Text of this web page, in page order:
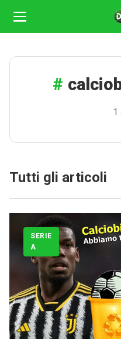
1
Tutti gli articoli
SERIE
A